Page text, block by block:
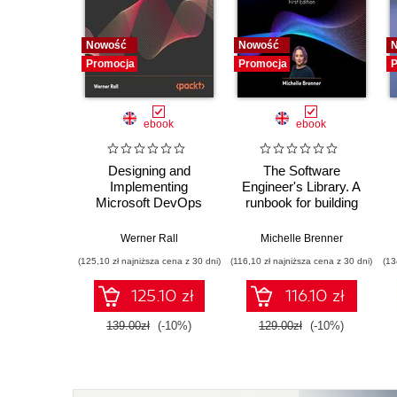
Nowość
Promocja
ebook
Designing and
Implementing
Microsoft DevOps
Certification Guide.
expertise, pass the
AZ-400 with
confidence, and
boost your cloud
career
Werner Rall
(125,10 zł najniższa cena z 30 dni)
125.10 zł
139.00zł (-10%)
Nowość
Promocja
ebook
The Software
Engineer's Library. A
runbook for building
a resilient career
Michelle Brenner
(116,10 zł najniższa cena z 30 dni)
116.10 zł
129.00zł (-10%)